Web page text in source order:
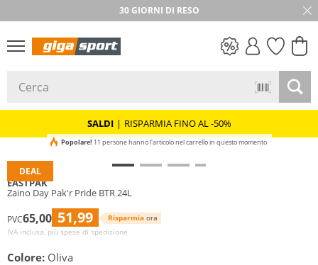
30 GIORNI DI RESO
SALDI | RISPARMIA FINO AL -50%
DEAL
Popolare! 11 persone hanno l'articolo nel carrello in questo momento
EASTPAK
Zaino Day Pak'r Pride BTR 24L
PVC65,00 51,99 Risparmia ora
IVA inclusa, più spese di spedizione
Colore: Oliva